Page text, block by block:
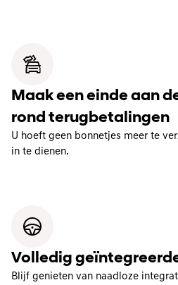
Maak een einde aan
rond terugbetalingen
U hoeft geen bonnetjes meer te
in te dienen.
Volledig
Blijf genieten van naadloze